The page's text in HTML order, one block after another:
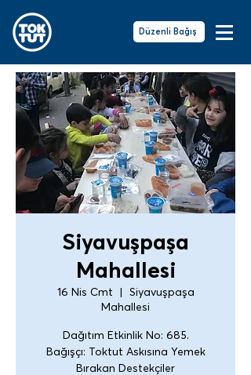
Düzenli Bağış
Siyavuşpaşa
Mahallesi
16 Nis Cmt
Siyavuşpaşa
Mahallesi
Dağıtım Etkinlik No: 685.
Bağışçı: Toktut Askısına Yemek
Bırakan Destekçiler